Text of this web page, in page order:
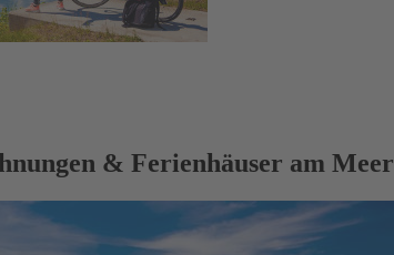
& Ferienhäuser am Meer